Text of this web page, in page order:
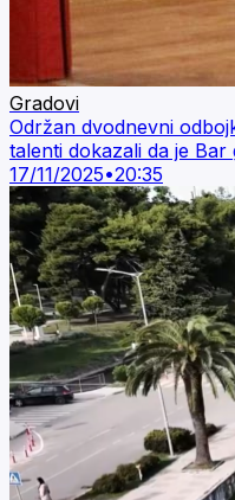
Gradovi
Održan dvodnevni
talenti dokazali da je
17/11/2025•20:35